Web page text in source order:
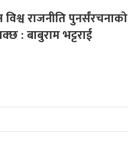
राजनीति पुनर्संरचनाको
: बाबुराम भट्टराई